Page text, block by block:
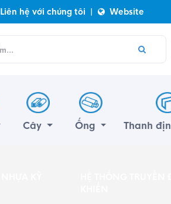
Liên hệ với chúng tôi | Website
Cây Ống Thanh